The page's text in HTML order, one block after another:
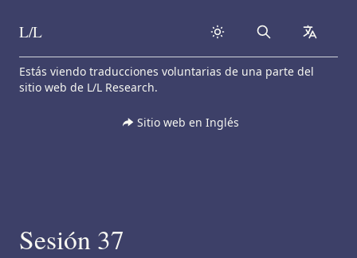
Skip to content
L/L Search
Estás viendo traducciones voluntarias de una parte del
sitio web de L/L Research.
Sitio web en Inglés
Sesión 37